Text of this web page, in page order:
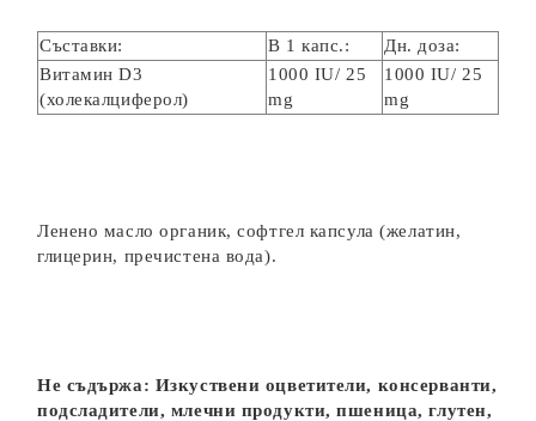
Съставки: В 1 капс.:
Дн. доза:
Витамин D3
(холекалциферол)
1000 IU/ 25
mg
1000 IU/ 25
mg
Ленено масло органик, софтгел капсула (желатин,
глицерин, пречистена вода).
Не съдържа: Изкуствени оцветители, консерванти,
подсладители, млечни продукти, пшеница, глутен,